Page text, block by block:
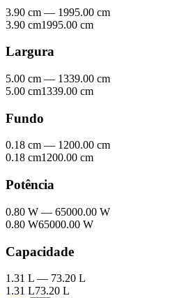
3.90 cm — 1995.00 cm
3.90 cm1995.00 cm
Largura
5.00 cm — 1339.00 cm
5.00 cm1339.00 cm
Fundo
0.18 cm — 1200.00 cm
0.18 cm1200.00 cm
Potência
0.80 W — 65000.00 W
0.80 W65000.00 W
Capacidade
1.31 L — 73.20 L
1.31 L73.20 L